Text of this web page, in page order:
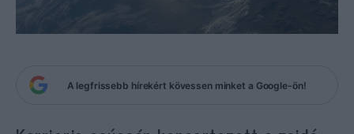
A legfrissebb hírekért kövessen minket a Google-ön!